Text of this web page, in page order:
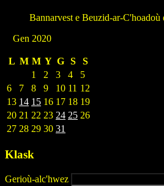
Bannarvest e Beuzid-ar-C'hoadoù
Gen 2020
L M M Y G S
S
1
2 3 4
5
6
7 8 9 10 11 12
13 14 15 16 17 18 19
20 21 22 23 24 25 26
27 28 29 30 31
Klask
Gerioù-alc'hwez